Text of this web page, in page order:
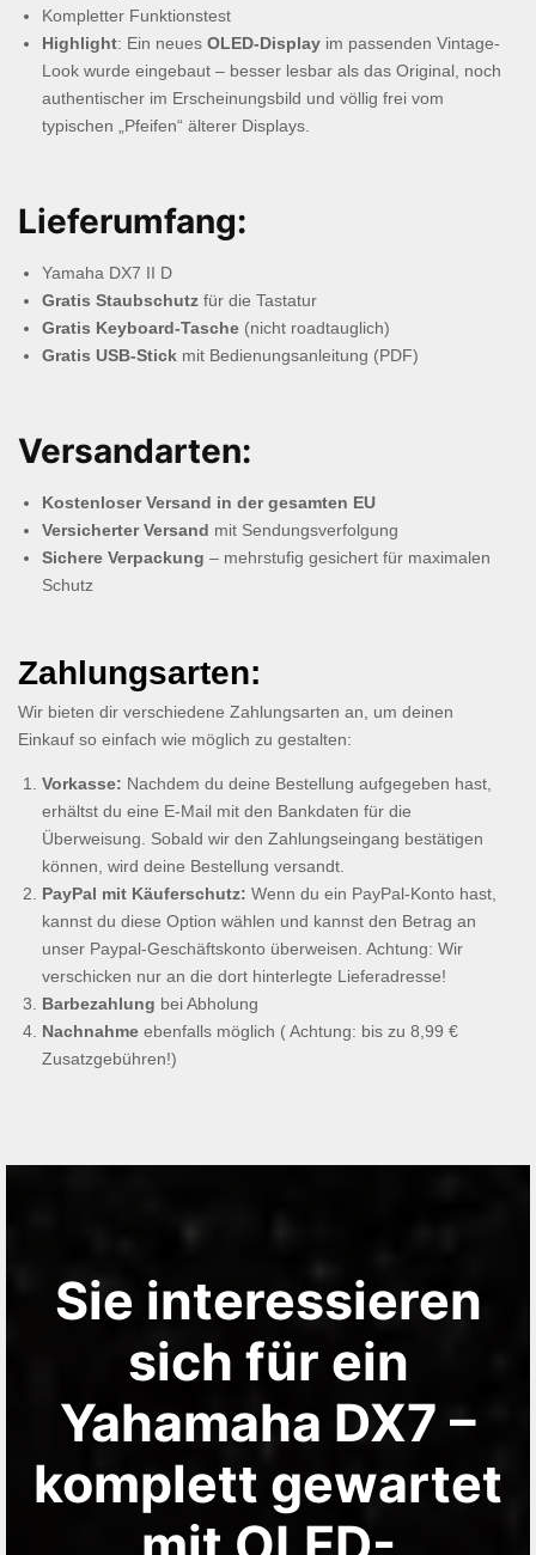
Kompletter Funktionstest
Highlight: Ein neues OLED-Display im passenden Vintage-
Look wurde eingebaut – besser lesbar als das Original, noch
authentischer im Erscheinungsbild und völlig frei vom
typischen „Pfeifen“ älterer Displays.
Lieferumfang:
Yamaha DX7 II D
Gratis Staubschutz für die Tastatur
Gratis Keyboard-Tasche (nicht roadtauglich)
Gratis USB-Stick mit Bedienungsanleitung (PDF)
Versandarten:
Kostenloser Versand in der gesamten EU
Versicherter Versand mit Sendungsverfolgung
Sichere Verpackung – mehrstufig gesichert für maximalen
Schutz
Zahlungsarten:
Wir bieten dir verschiedene Zahlungsarten an, um deinen
Einkauf so einfach wie möglich zu gestalten:
Vorkasse: Nachdem du deine Bestellung aufgegeben hast,
erhältst du eine E-Mail mit den Bankdaten für die
Überweisung. Sobald wir den Zahlungseingang bestätigen
können, wird deine Bestellung versandt.
PayPal mit Käuferschutz: Wenn du ein PayPal-Konto hast,
kannst du diese Option wählen und kannst den Betrag an
unser Paypal-Geschäftskonto überweisen. Achtung: Wir
verschicken nur an die dort hinterlegte Lieferadresse!
Barbezahlung bei Abholung
Nachnahme ebenfalls möglich ( Achtung: bis zu 8,99 €
Zusatzgebühren!)
Sie interessieren
sich für ein
Yahamaha DX7 –
komplett gewartet